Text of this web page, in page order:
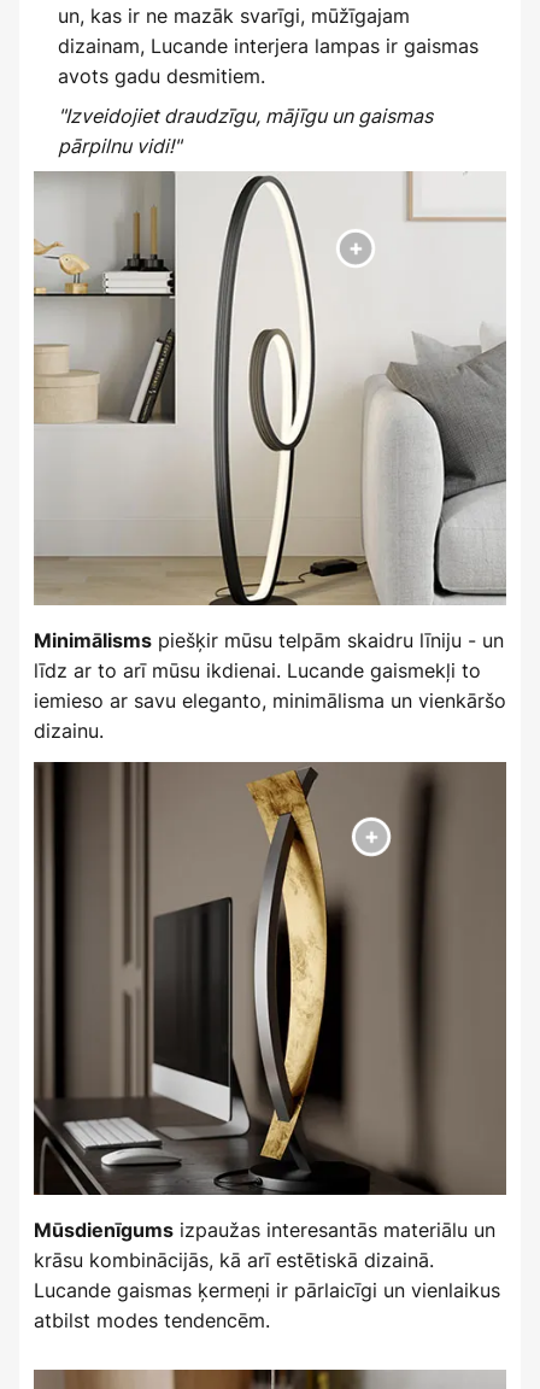
un, kas ir ne mazāk svarīgi, mūžīgajam
dizainam, Lucande interjera lampas ir gaismas
avots gadu desmitiem.
"Izveidojiet draudzīgu, mājīgu un gaismas
pārpilnu vidi!"
Minimālisms piešķir mūsu telpām skaidru līniju - un
līdz ar to arī mūsu ikdienai. Lucande gaismekļi to
iemieso ar savu eleganto, minimālisma un vienkāršo
dizainu.
Mūsdienīgums izpaužas interesantās materiālu un
krāsu kombinācijās, kā arī estētiskā dizainā.
Lucande gaismas ķermeņi ir pārlaicīgi un vienlaikus
atbilst modes tendencēm.